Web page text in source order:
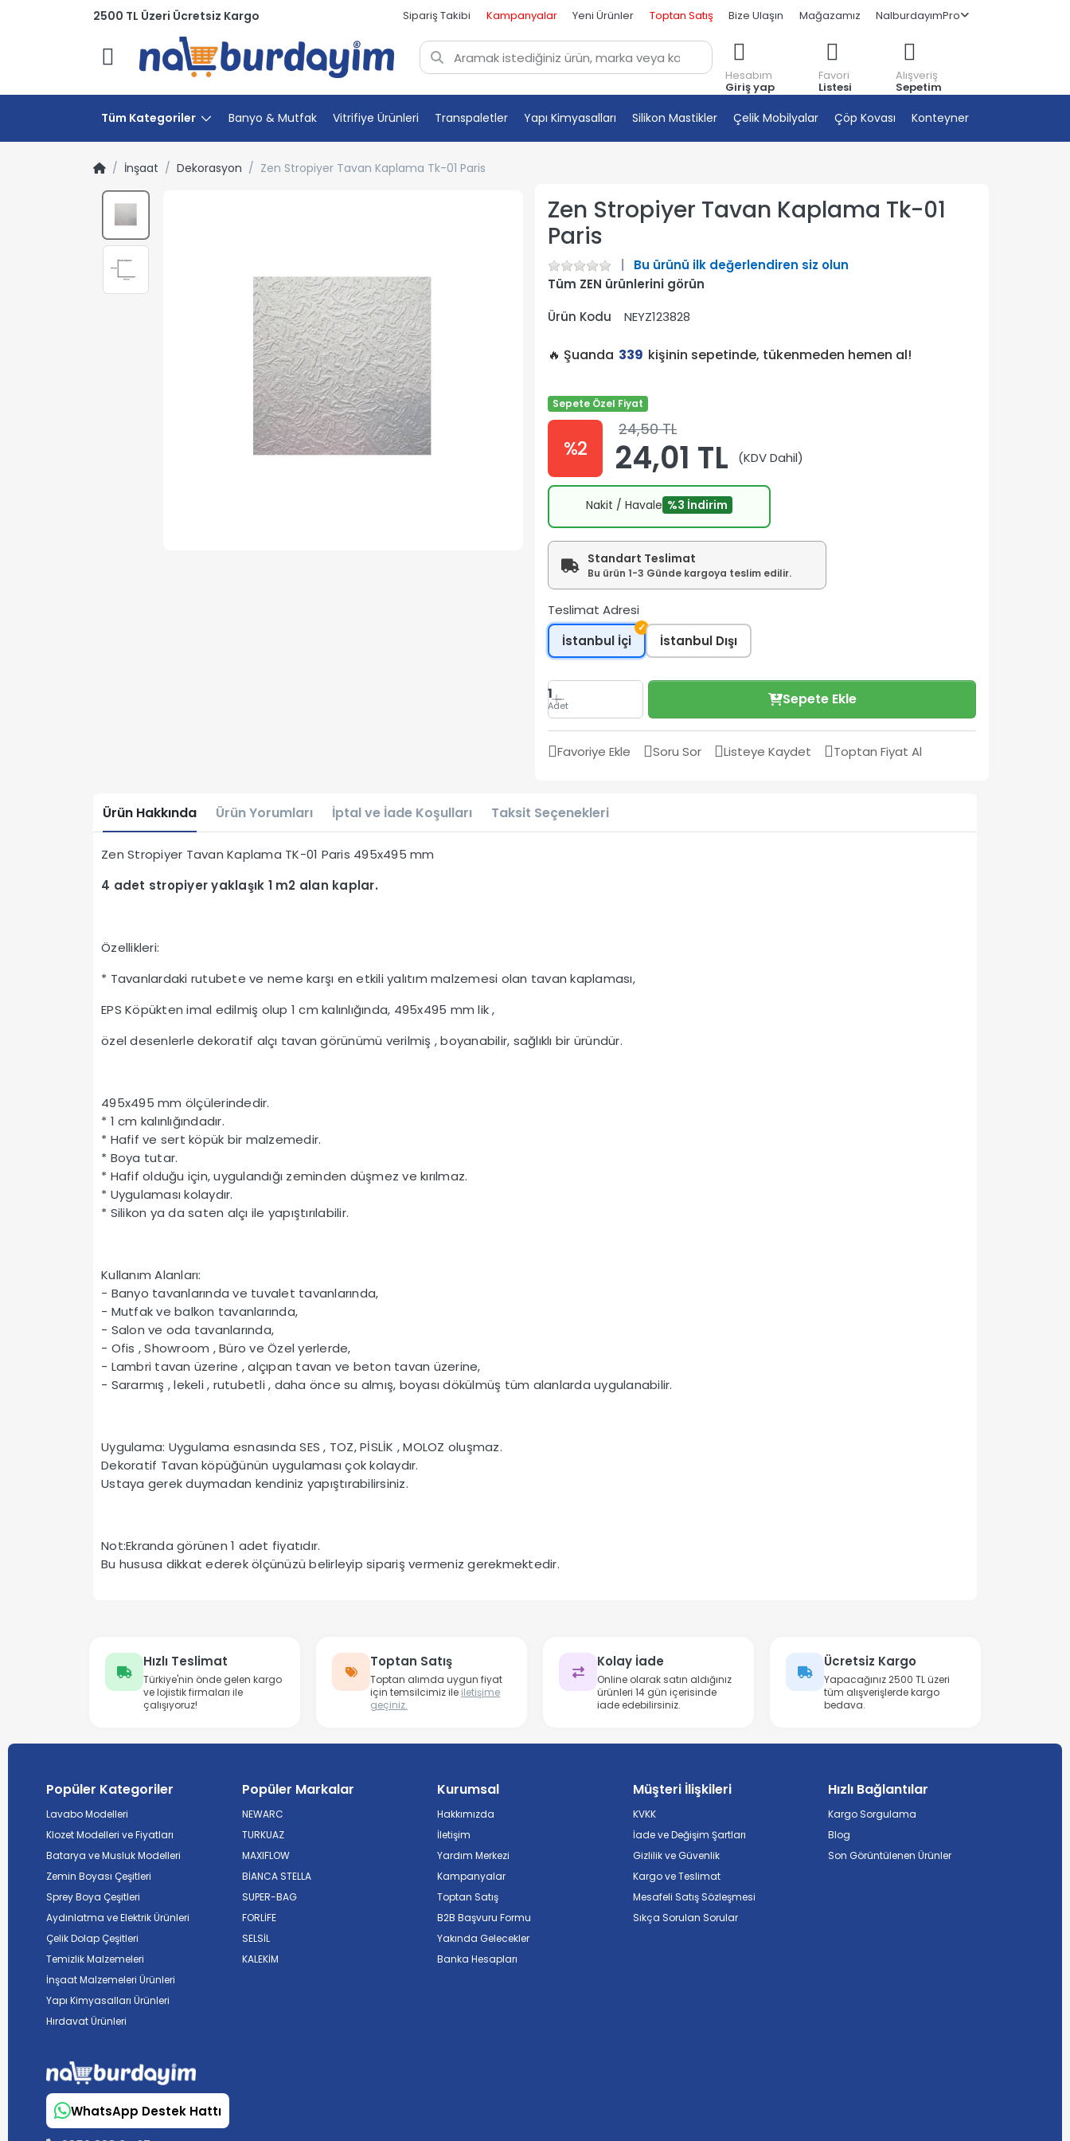
2500 TL Üzeri Ücretsiz Kargo Sipariş Takibi Kampanyalar Yeni Ürünler Toptan Satış Bize Ulaşın Mağazamız NalburdayımPro
Menü
Hesabım
Giriş yap
Favori
Listesi
Alışveriş
Sepetim
Tüm Kategoriler Banyo & Mutfak Vitrifiye Ürünleri Transpaletler Yapı Kimyasalları Silikon Mastikler Çelik Mobilyalar Çöp Kovası Konteyner
İnşaat Dekorasyon Zen Stropiyer Tavan Kaplama Tk-01 Paris
Zen Stropiyer Tavan Kaplama Tk-01
Paris
Bu ürünü ilk değerlendiren siz olun
Tüm ZEN ürünlerini görün
Ürün Kodu
NEYZ123828
🔥 Şuanda 339 kişinin sepetinde, tükenmeden hemen al!
Sepete Özel Fiyat
%2
24,50 TL
24,01 TL (KDV Dahil)
Nakit / Havale %3 İndirim
Standart Teslimat
Bu ürün 1-3 Günde kargoya teslim edilir.
Teslimat Adresi
İstanbul İçi
✓
İstanbul Dışı
1
Adet Sepete Ekle
Favoriye Ekle Soru Sor Listeye Kaydet Toptan Fiyat Al
Ürün Hakkında Ürün Yorumları İptal ve İade Koşulları Taksit Seçenekleri
Zen Stropiyer Tavan Kaplama TK-01 Paris 495x495 mm
4 adet stropiyer yaklaşık 1 m2 alan kaplar.
Özellikleri:
* Tavanlardaki rutubete ve neme karşı en etkili yalıtım malzemesi olan tavan kaplaması,
EPS Köpükten imal edilmiş olup 1 cm kalınlığında, 495x495 mm lik ,
özel desenlerle dekoratif alçı tavan görünümü verilmiş , boyanabilir, sağlıklı bir üründür.
495x495 mm ölçülerindedir.
* 1 cm kalınlığındadır.
* Hafif ve sert köpük bir malzemedir.
* Boya tutar.
* Hafif olduğu için, uygulandığı zeminden düşmez ve kırılmaz.
* Uygulaması kolaydır.
* Silikon ya da saten alçı ile yapıştırılabilir.
Kullanım Alanları:
- Banyo tavanlarında ve tuvalet tavanlarında,
- Mutfak ve balkon tavanlarında,
- Salon ve oda tavanlarında,
- Ofis , Showroom , Büro ve Özel yerlerde,
- Lambri tavan üzerine , alçıpan tavan ve beton tavan üzerine,
- Sararmış , lekeli , rutubetli , daha önce su almış, boyası dökülmüş tüm alanlarda uygulanabilir.
Uygulama: Uygulama esnasında SES , TOZ, PİSLİK , MOLOZ oluşmaz.
Dekoratif Tavan köpüğünün uygulaması çok kolaydır.
Ustaya gerek duymadan kendiniz yapıştırabilirsiniz.
Not:Ekranda görünen 1 adet fiyatıdır.
Bu hususa dikkat ederek ölçünüzü belirleyip sipariş vermeniz gerekmektedir.
Hızlı Teslimat
Türkiye'nin önde gelen kargo
ve lojistik firmaları ile
çalışıyoruz!
Toptan Satış
Toptan alımda uygun fiyat
için temsilcimiz ile iletişime
geçiniz.
Kolay İade
Online olarak satın aldığınız
ürünleri 14 gün içerisinde
iade edebilirsiniz.
Ücretsiz Kargo
Yapacağınız 2500 TL üzeri
tüm alışverişlerde kargo
bedava.
Popüler Kategoriler
Lavabo Modelleri
Klozet Modelleri ve Fiyatları
Batarya ve Musluk Modelleri
Zemin Boyası Çeşitleri
Sprey Boya Çeşitleri
Aydınlatma ve Elektrik Ürünleri
Çelik Dolap Çeşitleri
Temizlik Malzemeleri
İnşaat Malzemeleri Ürünleri
Yapı Kimyasalları Ürünleri
Hırdavat Ürünleri
Popüler Markalar
NEWARC
TURKUAZ
MAXIFLOW
BİANCA STELLA
SUPER-BAG
FORLİFE
SELSİL
KALEKİM
Kurumsal
Hakkımızda
İletişim
Yardım Merkezi
Kampanyalar
Toptan Satış
B2B Başvuru Formu
Yakında Gelecekler
Banka Hesapları
Müşteri İlişkileri
KVKK
İade ve Değişim Şartları
Gizlilik ve Güvenlik
Kargo ve Teslimat
Mesafeli Satış Sözleşmesi
Sıkça Sorulan Sorular
Hızlı Bağlantılar
Kargo Sorgulama
Blog
Son Görüntülenen Ürünler
WhatsApp Destek Hattı